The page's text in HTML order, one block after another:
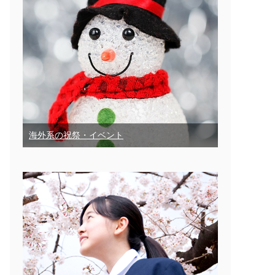
海外系の祝祭・イベント